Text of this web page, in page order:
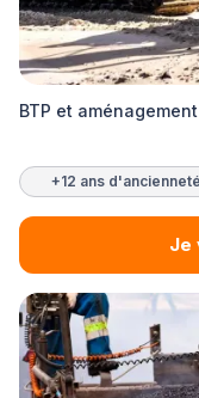
BTP et
+12 ans d'ancienneté
Je